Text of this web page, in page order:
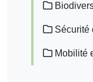
Sécurité
Mobilité